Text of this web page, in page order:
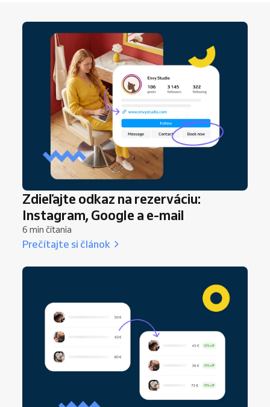
Zdieľajte odkaz na rezerváciu:
Instagram, Google a e-mail
6 min čítania
Prečítajte si článok